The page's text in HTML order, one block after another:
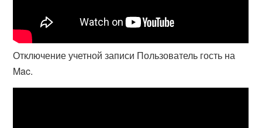
Отключение учетной записи Пользователь гость на
Mac.